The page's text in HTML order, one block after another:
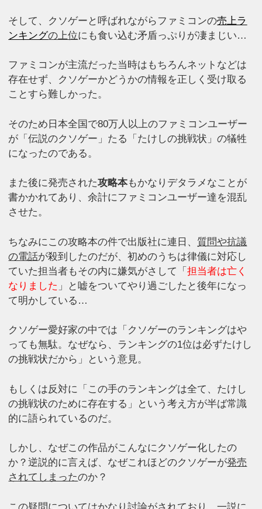
そして、クソゲーと呼ばれながらファミコンの売上ラ
ンキングの上位にも食い込む矛盾っぷりが凄まじい…
ファミコンが主流だった当時はもちろんネットなどは
存在せず、クソゲーかどうかの情報を正しく受け取る
ことすら難しかった。
そのため日本全国で80万人以上のファミコンユーザー
が「伝説のクソゲー」たる「たけしの挑戦状」の犠牲
になったのである。
また後に発売された攻略本もかなりデタラメなことが
書かかれてあり、余計にファミコンユーザー達を混乱
させた。
ちなみにこの攻略本の件で出版社に連日、 質問や抗議
の電話が殺到したのだが、初めのうちは律儀に対応し
ていた担当者もその内に嫌気がさして「担当者は亡く
なりました 」と嘘をついてやり過ごしたと後年になっ
て明かしている…
クソゲー愛好家の中では「クソゲーのランキングはや
っても無駄。なぜなら、ランキングの1位は必ずたけし
の挑戦状だから」という意見。
もしくは反対に「この手のランキングは全て、たけし
の挑戦状のために存在する」という考え方が半ば常識
的に語られているのだ。
しかし、なぜこの作品がこんなにクソゲー化したの
か？逆説的に言えば、なぜこれほどのクソゲーが発売
されてしまったのか？